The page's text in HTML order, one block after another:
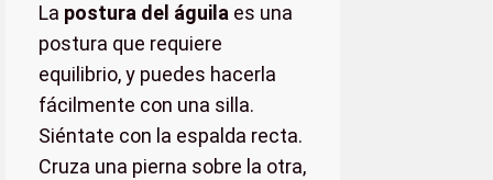
La postura del águila es una
postura que requiere
equilibrio, y puedes hacerla
fácilmente con una silla.
Siéntate con la espalda recta.
Cruza una pierna sobre la otra,